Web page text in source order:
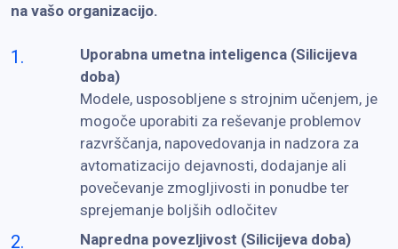
na vašo organizacijo.
Uporabna umetna inteligenca (Silicijeva
doba)
Modele, usposobljene s strojnim učenjem, je
mogoče uporabiti za reševanje problemov
razvrščanja, napovedovanja in nadzora za
avtomatizacijo dejavnosti, dodajanje ali
povečevanje zmogljivosti in ponudbe ter
sprejemanje boljših odločitev
Napredna povezljivost (Silicijeva doba)